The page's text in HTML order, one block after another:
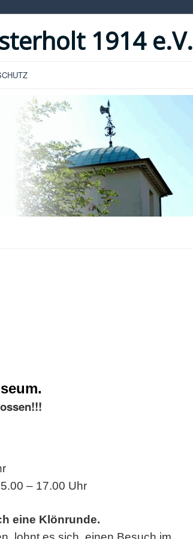
1914 e.V.
– 17.00 Uhr
eine Klönrunde.